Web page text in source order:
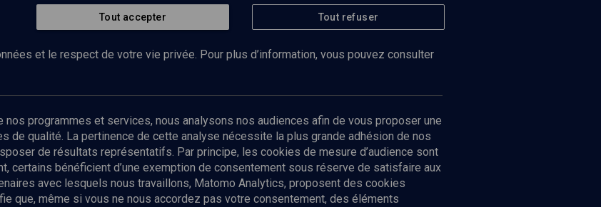
vous à notre newsletter
Envoyer
Tout accepter Tout refuser
et le respect de votre vie privée. Pour plus d’information, vous pouvez consulter
nos programmes et services, nous analysons nos audiences afin de vous proposer une
de qualité. La pertinence de cette analyse nécessite la plus grande adhésion de nos
de résultats représentatifs. Par principe, les cookies de mesure d’audience sont
certains bénéficient d’une exemption de consentement sous réserve de satisfaire aux
avec lesquels nous travaillons, Matomo Analytics, proposent des cookies
que, même si vous ne nous accordez pas votre consentement, des éléments